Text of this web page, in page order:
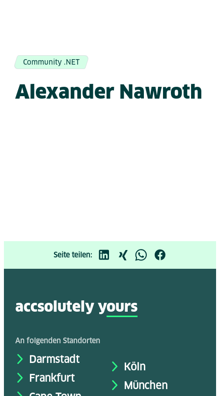
Community .NET
Alexander Nawroth
Seite teilen:
accsolutely yours
An folgenden Standorten
Darmstadt
Frankfurt
Köln
München